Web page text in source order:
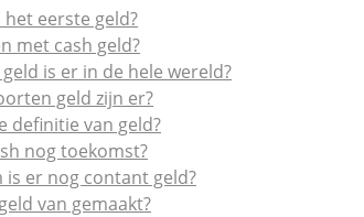
het eerste geld?
met cash geld?
is er in de hele wereld?
geld zijn er?
definitie van geld?
nog toekomst?
is er nog contant geld?
van gemaakt?